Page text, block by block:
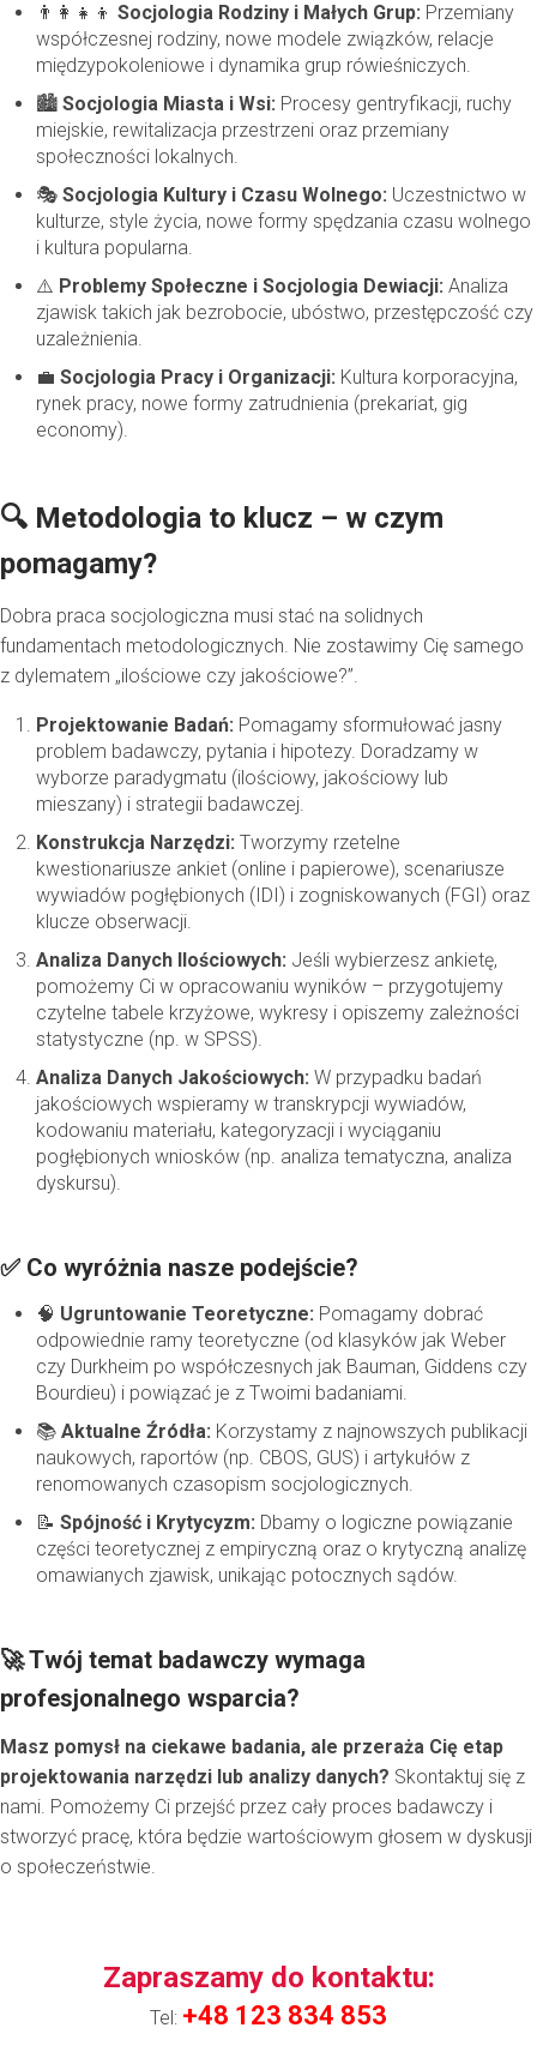
👨‍👩‍👧‍👦 Socjologia Rodziny i Małych Grup: Przemiany
współczesnej rodziny, nowe modele związków, relacje
międzypokoleniowe i dynamika grup rówieśniczych.
🏙️ Socjologia Miasta i Wsi: Procesy gentryfikacji, ruchy
miejskie, rewitalizacja przestrzeni oraz przemiany
społeczności lokalnych.
🎭 Socjologia Kultury i Czasu Wolnego: Uczestnictwo w
kulturze, style życia, nowe formy spędzania czasu wolnego
i kultura popularna.
⚠️ Problemy Społeczne i Socjologia Dewiacji: Analiza
zjawisk takich jak bezrobocie, ubóstwo, przestępczość czy
uzależnienia.
💼 Socjologia Pracy i Organizacji: Kultura korporacyjna,
rynek pracy, nowe formy zatrudnienia (prekariat, gig
economy).
🔍 Metodologia to klucz – w czym
pomagamy?
Dobra praca socjologiczna musi stać na solidnych
fundamentach metodologicznych. Nie zostawimy Cię samego
z dylematem „ilościowe czy jakościowe?”.
Projektowanie Badań: Pomagamy sformułować jasny
problem badawczy, pytania i hipotezy. Doradzamy w
wyborze paradygmatu (ilościowy, jakościowy lub
mieszany) i strategii badawczej.
Konstrukcja Narzędzi: Tworzymy rzetelne
kwestionariusze ankiet (online i papierowe), scenariusze
wywiadów pogłębionych (IDI) i zogniskowanych (FGI) oraz
klucze obserwacji.
Analiza Danych Ilościowych: Jeśli wybierzesz ankietę,
pomożemy Ci w opracowaniu wyników – przygotujemy
czytelne tabele krzyżowe, wykresy i opiszemy zależności
statystyczne (np. w SPSS).
Analiza Danych Jakościowych: W przypadku badań
jakościowych wspieramy w transkrypcji wywiadów,
kodowaniu materiału, kategoryzacji i wyciąganiu
pogłębionych wniosków (np. analiza tematyczna, analiza
dyskursu).
✅ Co wyróżnia nasze podejście?
🧠 Ugruntowanie Teoretyczne: Pomagamy dobrać
odpowiednie ramy teoretyczne (od klasyków jak Weber
czy Durkheim po współczesnych jak Bauman, Giddens czy
Bourdieu) i powiązać je z Twoimi badaniami.
📚 Aktualne Źródła: Korzystamy z najnowszych publikacji
naukowych, raportów (np. CBOS, GUS) i artykułów z
renomowanych czasopism socjologicznych.
📝 Spójność i Krytycyzm: Dbamy o logiczne powiązanie
części teoretycznej z empiryczną oraz o krytyczną analizę
omawianych zjawisk, unikając potocznych sądów.
🚀 Twój temat badawczy wymaga
profesjonalnego wsparcia?
Masz pomysł na ciekawe badania, ale przeraża Cię etap
projektowania narzędzi lub analizy danych? Skontaktuj się z
nami. Pomożemy Ci przejść przez cały proces badawczy i
stworzyć pracę, która będzie wartościowym głosem w dyskusji
o społeczeństwie.
Zapraszamy do kontaktu:
Tel: +48 123 834 853